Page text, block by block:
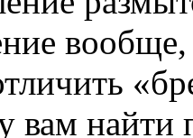
вам найти